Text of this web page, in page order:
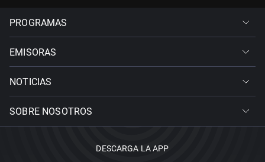
PROGRAMAS
EMISORAS
NOTICIAS
SOBRE NOSOTROS
DESCARGA LA APP